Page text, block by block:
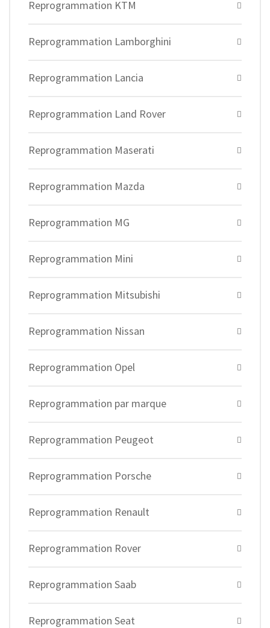
Reprogrammation KTM
Reprogrammation Lamborghini
Reprogrammation Lancia
Reprogrammation Land Rover
Reprogrammation Maserati
Reprogrammation Mazda
Reprogrammation MG
Reprogrammation Mini
Reprogrammation Mitsubishi
Reprogrammation Nissan
Reprogrammation Opel
Reprogrammation par marque
Reprogrammation Peugeot
Reprogrammation Porsche
Reprogrammation Renault
Reprogrammation Rover
Reprogrammation Saab
Reprogrammation Seat